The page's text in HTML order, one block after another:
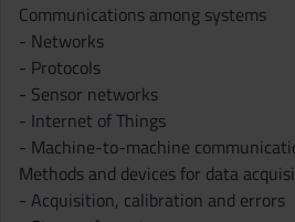
Communications among systems
- Networks
- Protocols
- Sensor networks
- Internet of Things
- Machine-to-machine
Methods and devices for data
- Acquisition, calibration and errors